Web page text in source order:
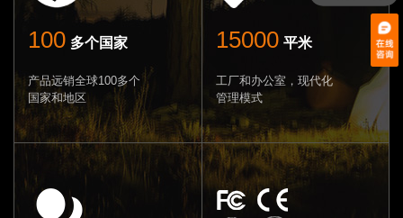
100 多个国家
产品远销全球100多个
国家和地区
15000 平米
工厂和办公室，现代化
管理模式
电话咨询